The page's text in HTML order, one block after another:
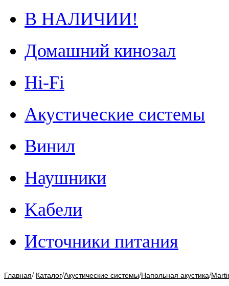
В НАЛИЧИИ!
Домашний кинозал
Hi-Fi
Акустические системы
Винил
Наушники
Kабели
Источники питания
Главная/ Каталог/Акустические системы/Напольная акустика/